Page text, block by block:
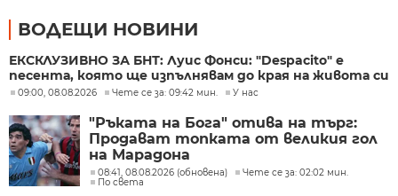
ВОДЕЩИ НОВИНИ
ЕКСКЛУЗИВНО ЗА БНТ: Луис Фонси: "Despacito" е
песента, която ще изпълнявам до края на живота си
09:00, 08.08.2026 Чете се за: 09:42 мин. У нас
"Ръката на Бога" отива на търг:
Продават топката от великия гол
на Марадона
08:41, 08.08.2026 (обновена)
Чете се за: 02:02 мин.
По света